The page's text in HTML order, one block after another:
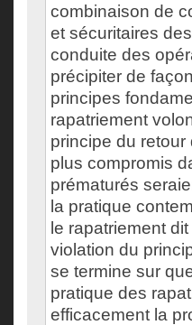
combinaison de
et sécuritaires
conduite des
précipiter de
principes
rapatriement
principe du
plus compromis
prématurés
la pratique
le rapatriement
violation du
se termine sur
pratique des
efficacement la